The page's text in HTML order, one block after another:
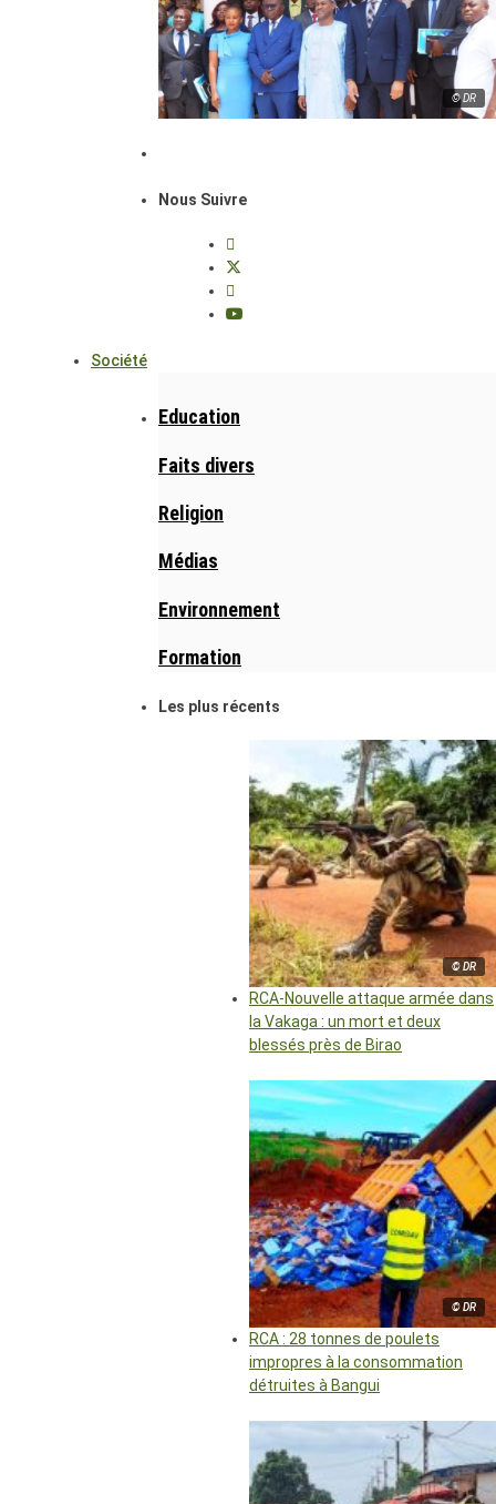
© DR
Nous Suivre
Société
Education
Faits divers
Religion
Médias
Environnement
Formation
Les plus récents
© DR
RCA-Nouvelle attaque armée dans
la Vakaga : un mort et deux
blessés près de Birao
© DR
RCA : 28 tonnes de poulets
impropres à la consommation
détruites à Bangui